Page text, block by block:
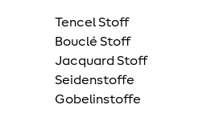
Tencel Stoff
Bouclé Stoff
Jacquard Stoff
Seidenstoffe
Gobelinstoffe